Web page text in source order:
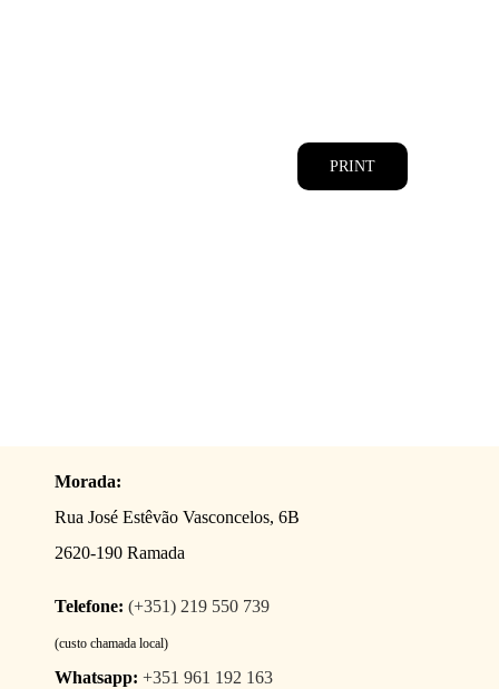
PRINT
Morada:
Rua José Estêvão Vasconcelos, 6B
2620-190 Ramada
Telefone: (+351) 219 550 739
(custo chamada local)
Whatsapp: +351 961 192 163